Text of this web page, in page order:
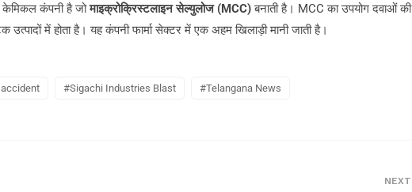
केमिकल कंपनी है जोमाइक्रोक्रिस्टलाइन सेल्युलोज (MCC)बनाती है। MCC का उपयोग दवाओं की
में होता है। यह कंपनी फार्मा सेक्टर में एक अहम खिलाड़ी मानी जाती है।
#Sigachi Industries Blast #Telangana News
NEXT